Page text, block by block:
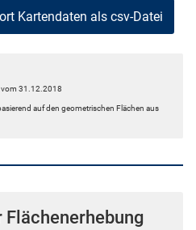
vom 31.12.2018
auf den geometrischen Flächen aus